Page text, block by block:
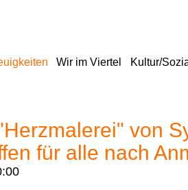
Wir im Viertel Kultur/
von
für alle nach